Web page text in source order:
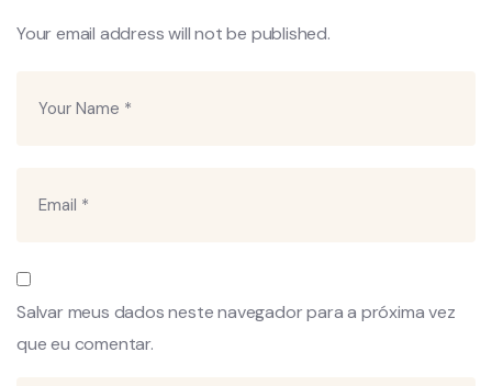
Your email address will not be published.
Salvar meus dados neste navegador para a próxima vez
que eu comentar.